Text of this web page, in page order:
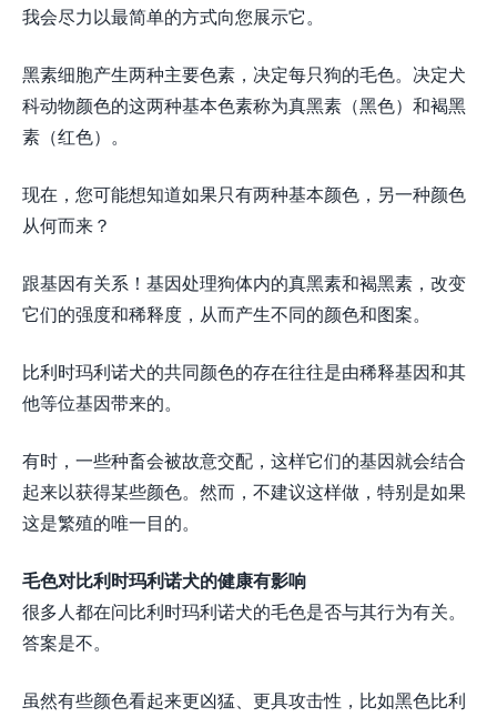
我会尽力以最简单的方式向您展示它。
黑素细胞产生两种主要色素，决定每只狗的毛色。决定犬
科动物颜色的这两种基本色素称为真黑素（黑色）和褐黑
素（红色）。
现在，您可能想知道如果只有两种基本颜色，另一种颜色
从何而来？
跟基因有关系！基因处理狗体内的真黑素和褐黑素，改变
它们的强度和稀释度，从而产生不同的颜色和图案。
比利时玛利诺犬的共同颜色的存在往往是由稀释基因和其
他等位基因带来的。
有时，一些种畜会被故意交配，这样它们的基因就会结合
起来以获得某些颜色。然而，不建议这样做，特别是如果
这是繁殖的唯一目的。
毛色对比利时玛利诺犬的健康有影响
很多人都在问比利时玛利诺犬的毛色是否与其行为有关。
答案是不。
虽然有些颜色看起来更凶猛、更具攻击性，比如黑色比利